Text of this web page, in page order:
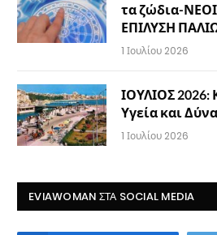
τα ζώδια-
ΕΠΙΛΥΣΗ
1 Ιουλίου 2026
ΙΟΥΛΙΟΣ
Υγεία και
1 Ιουλίου 2026
EVIAWOMAN ΣΤΑ SOCIAL MEDIA